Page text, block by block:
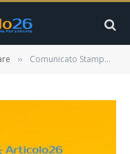
» Comunicato Stampa – Articolo 26: Soddisfazione per il provvedimento sul consenso informato